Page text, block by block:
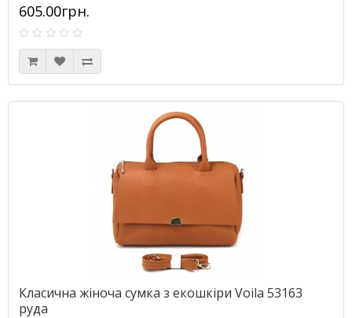
605.00грн.
Класична жіноча сумка з екошкіри Voila 53163
руда